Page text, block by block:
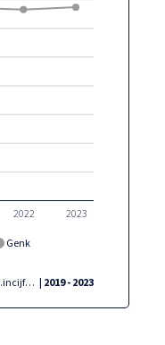
Genk
2022 2023
Kadaster & Rijksregister | provincies.incijfers.be | 2019 - 2023